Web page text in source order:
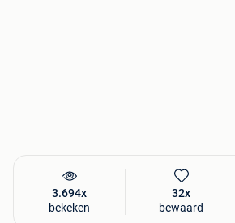
3.694x
bekeken
32x
bewaard